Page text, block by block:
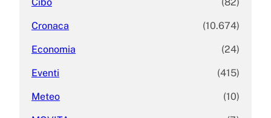
Cronaca (10.674)
Economia (24)
Eventi (415)
Meteo (10)